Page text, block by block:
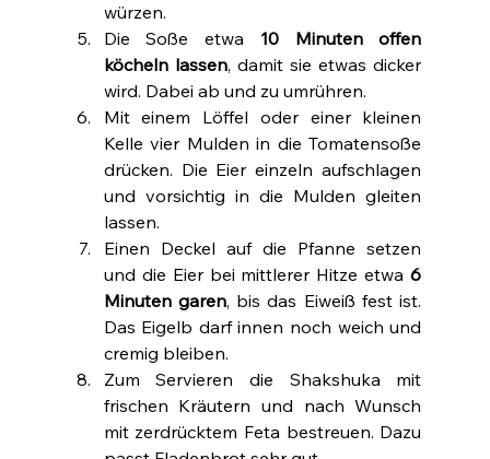
würzen.
Die Soße etwa 10 Minuten offen
köcheln lassen, damit sie etwas dicker
wird. Dabei ab und zu umrühren.
Mit einem Löffel oder einer kleinen
Kelle vier Mulden in die Tomatensoße
drücken. Die Eier einzeln aufschlagen
und vorsichtig in die Mulden gleiten
lassen.
Einen Deckel auf die Pfanne setzen
und die Eier bei mittlerer Hitze etwa 6
Minuten garen, bis das Eiweiß fest ist.
Das Eigelb darf innen noch weich und
cremig bleiben.
Zum Servieren die Shakshuka mit
frischen Kräutern und nach Wunsch
mit zerdrücktem Feta bestreuen. Dazu